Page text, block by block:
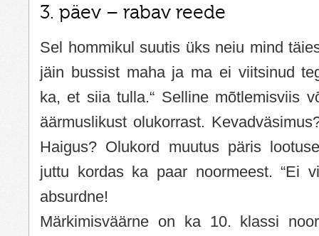
3. päev – rabav reede
Sel hommikul suutis üks neiu mind
jäin bussist maha ja ma ei viitsinud
ka, et siia tulla.“ Selline mõtlemisviis
äärmuslikust olukorrast.
Haigus? Olukord muutus päris
juttu kordas ka paar noormeest. “Ei
absurdne!
Märkimisväärne on ka 10. klassi